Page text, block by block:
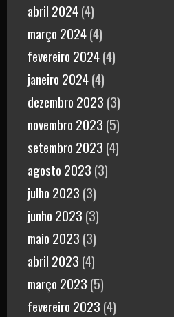
abril 2024(4)
março 2024(4)
fevereiro 2024(4)
janeiro 2024(4)
dezembro 2023 (3)
novembro 2023 (5)
setembro 2023 (4)
agosto 2023 (3)
julho 2023 (3)
junho 2023 (3)
maio 2023 (3)
abril 2023 (4)
março 2023 (5)
fevereiro 2023 (4)